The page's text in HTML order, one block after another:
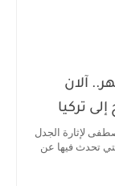
آلان
تركيا
لإثارة الجدل
تحدث فيها عن